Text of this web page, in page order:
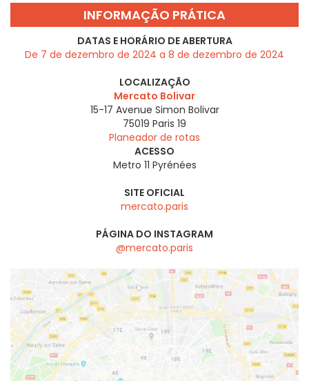
INFORMAÇÃO PRÁTICA
DATAS E HORÁRIO DE ABERTURA
De 7 de dezembro de 2024 a 8 de dezembro de 2024
LOCALIZAÇÃO
Mercato Bolivar
15-17 Avenue Simon Bolivar
75019 Paris 19
Planeador de rotas
ACESSO
Metro 11 Pyrénées
SITE OFICIAL
mercato.paris
PÁGINA DO INSTAGRAM
@mercato.paris